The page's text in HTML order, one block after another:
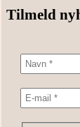
Tilmeld